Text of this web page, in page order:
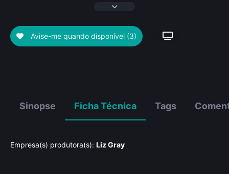
Avise-me quando disponível (3)
Sinopse Ficha Técnica Tags
Empresa(s) produtora(s): Liz Gray